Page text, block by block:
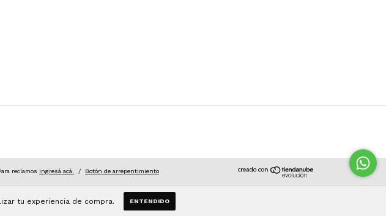
tu experiencia de compra. ENTENDIDO
reclamos ingresá acá. / Botón de arrepentimiento